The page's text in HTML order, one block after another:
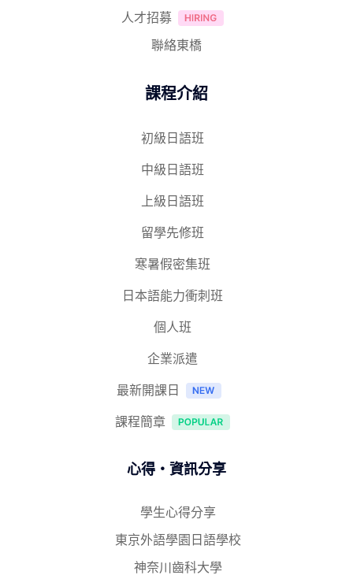
人才招募
聯絡東橋
課程介紹
初級日語班
中級日語班
上級日語班
留學先修班
寒暑假密集班
日本語能力衝刺班
個人班
企業派遣
最新開課日
課程簡章
心得‧資訊分享
學生心得分享
東京外語學園日語學校
神奈川齒科大學